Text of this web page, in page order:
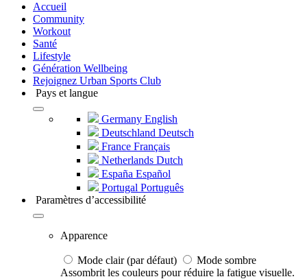
Accueil
Community
Workout
Santé
Lifestyle
Génération Wellbeing
Rejoignez Urban Sports Club
Pays et langue
Germany English
Deutschland Deutsch
France Français
Netherlands Dutch
España Español
Portugal Português
Paramètres d’accessibilité
Apparence
Mode clair (par défaut)
Mode sombre
Assombrit les couleurs pour réduire la fatigue visuelle.